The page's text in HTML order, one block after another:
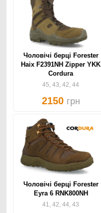
Чоловічі берці Forester
Haix F2391NH Zipper YKK
Cordura
45, 43, 42, 44
2150 грн
Чоловічі берці Forester
Eyra 6 RNK800NH
41, 42, 44, 43